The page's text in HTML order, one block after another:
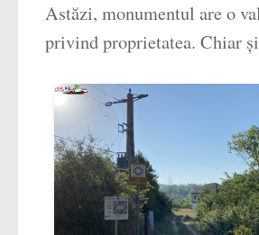
Astăzi, monumentul are o
privind proprietatea. Chiar